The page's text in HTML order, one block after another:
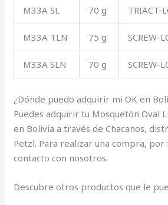
M33A SL 70 g TRIACT-
M33A TLN 75 g SCREW-
M33A SLN 70 g SCREW-
¿Dónde puedo adquirir mi OK en
Puedes adquirir tu Mosquetón Oval
en Bolivia a través de Chacanos,
Petzl. Para realizar una compra,
contacto con nosotros.
Descubre otros productos que le